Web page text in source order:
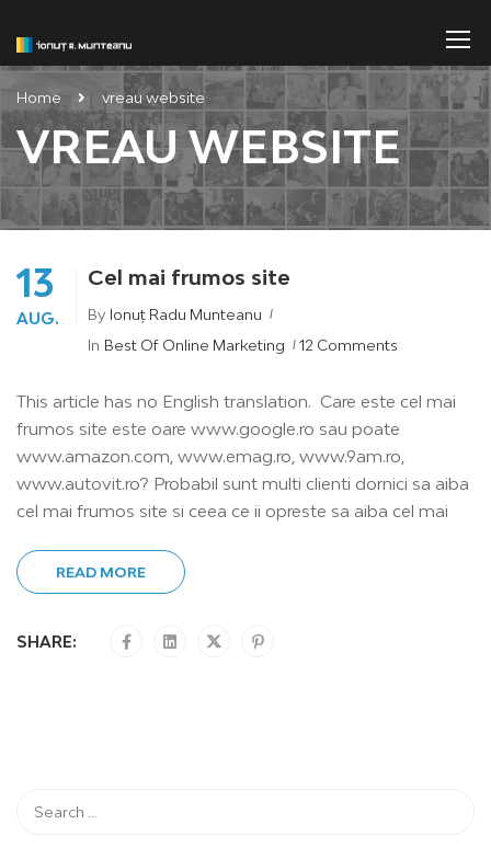
Home vreau website
VREAU WEBSITE
13
AUG.
Cel mai frumos site
By Ionuț Radu Munteanu
In Best Of Online Marketing 12 Comments
This article has no English translation. Care este cel mai
frumos site este oare www.google.ro sau poate
www.amazon.com, www.emag.ro, www.9am.ro,
www.autovit.ro? Probabil sunt multi clienti dornici sa aiba
cel mai frumos site si ceea ce ii opreste sa aiba cel mai
READ MORE
SHARE: